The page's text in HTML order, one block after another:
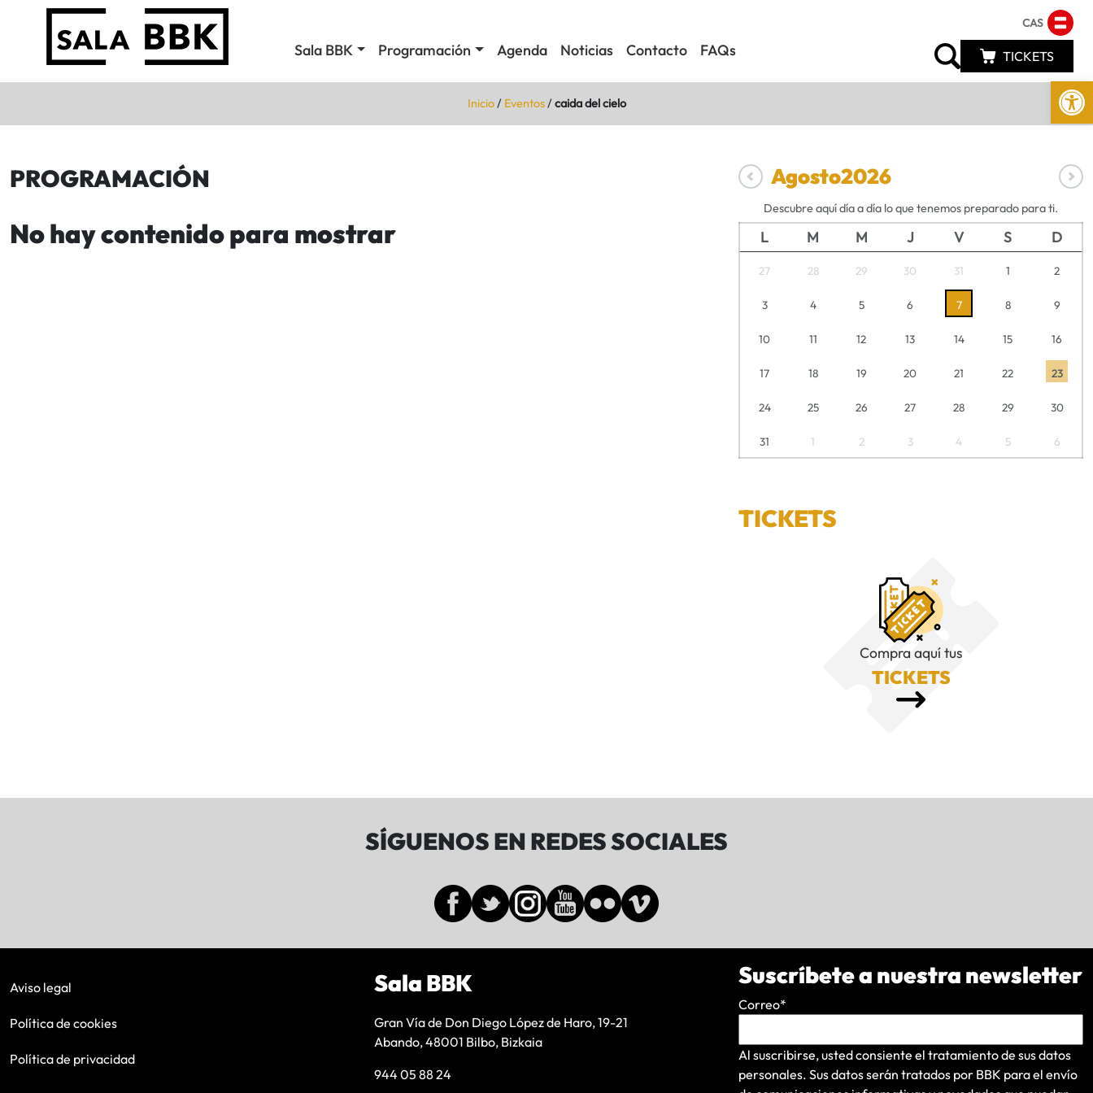
Abrir
Sala BBK Programación Agenda Noticias Contacto FAQs
CAS
TICKETS
Inicio/ Eventos/caida del cielo
PROGRAMACIÓN
No hay contenido para mostrar
Agosto2026
Descubre aquí día a día lo que tenemos preparado para ti.
L M M J V S D
27 28 29 30 31 1 2
3 4 5 6 7 8 9
10 11 12 13 14 15 16
17 18 19 20 21 22 23
24 25 26 27 28 29 30
31 1 2 3 4 5 6
TICKETS
Compra aquí tus
TICKETS
SÍGUENOS EN REDES SOCIALES
Aviso legal
Política de cookies
Política de privacidad
Sala BBK
Gran Vía de Don Diego López de Haro, 19-21
Abando, 48001 Bilbo, Bizkaia
944 05 88 24
Suscríbete a nuestra newsletter
Correo*
Al suscribirse, usted consiente el tratamiento de sus datos
personales. Sus datos serán tratados por BBK para el envío